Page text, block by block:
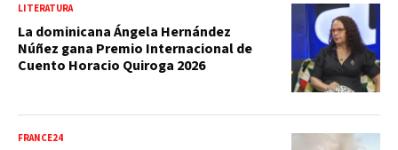
LITERATURA
La dominicana Ángela Hernández
Núñez gana Premio Internacional de
Cuento Horacio Quiroga 2026
FRANCE24